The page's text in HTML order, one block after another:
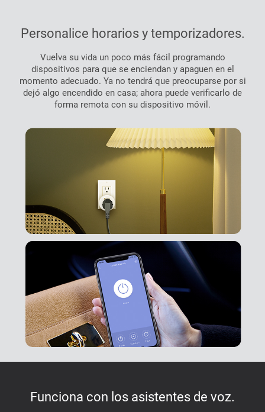
Personalice horarios y temporizadores.
Vuelva su vida un poco más fácil programando
dispositivos para que se enciendan y apaguen en el
momento adecuado. Ya no tendrá que preocuparse por si
dejó algo encendido en casa; ahora puede verificarlo de
forma remota con su dispositivo móvil.
Funciona con los asistentes de voz.